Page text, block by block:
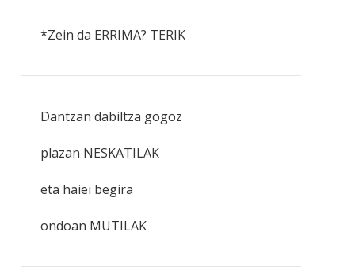
*Zein da ERRIMA? TERIK
Dantzan dabiltza gogoz
plazan NESKATILAK
eta haiei begira
ondoan MUTILAK